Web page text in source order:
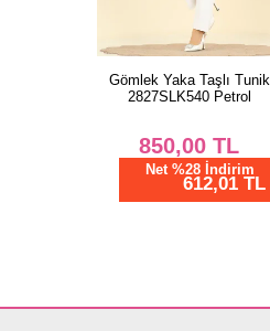
Gömlek Yaka Taşlı Tunik
2827SLK540 Petrol
850,00 TL
Net %28 İndirim
612,01 TL